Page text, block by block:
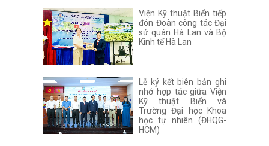
Viện Kỹ thuật Biển tiếp
đón Đoàn công tác Đại
sứ quán Hà Lan và Bộ
Kinh tế Hà Lan
Lễ ký kết biên bản ghi
nhớ hợp tác giữa Viện
Kỹ thuật Biển và
Trường Đại học Khoa
học tự nhiên (ĐHQG-
HCM)